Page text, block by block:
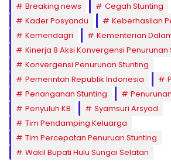
Breaking news
Cegah Stunting
Kader Posyandu
Keberhasilan
Kemendagri
Kementerian
Kinerja 8 Aksi Konvergensi Penurunan
Konvergensi Penurunan Stunting
Pemerintah Republik Indonesia
Penanganan Stunting
Penyuluh KB
Syamsuri Arsyad
Tim Pendamping Keluarga
Tim Percepatan Penuruan Stunting
Wakil Bupati Hulu Sungai Selatan